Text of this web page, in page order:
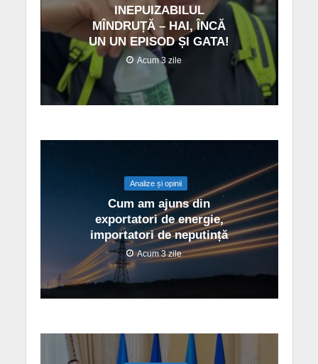
INEPUIZABILUL
MÎNDRUȚĂ – HAI, ÎNCĂ
UN UN EPISOD ȘI GATA!
Acum 3 zile
Analize și opinii
Cum am ajuns din
exportatori de energie,
importatori de neputință
Acum 3 zile